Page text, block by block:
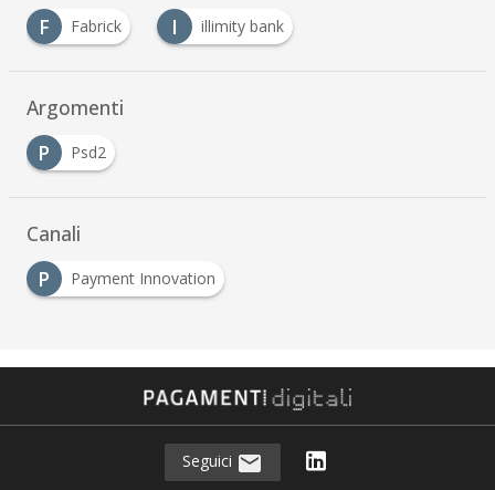
F
Fabrick I illimity bank
Argomenti
P
Psd2
Canali
P
Payment Innovation
Seguici